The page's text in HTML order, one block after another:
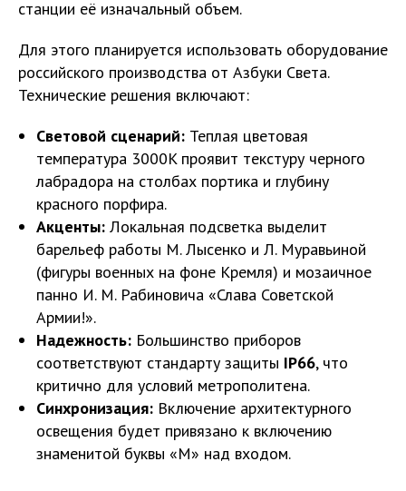
станции её изначальный объем.
Для этого планируется использовать оборудование
российского производства от Азбуки Света.
Технические решения включают:
Световой сценарий: Теплая цветовая
температура 3000K проявит текстуру черного
лабрадора на столбах портика и глубину
красного порфира.
Акценты: Локальная подсветка выделит
барельеф работы М. Лысенко и Л. Муравьиной
(фигуры военных на фоне Кремля) и мозаичное
панно И. М. Рабиновича «Слава Советской
Армии!».
Надежность: Большинство приборов
соответствуют стандарту защиты IP66, что
критично для условий метрополитена.
Синхронизация: Включение архитектурного
освещения будет привязано к включению
знаменитой буквы «М» над входом.